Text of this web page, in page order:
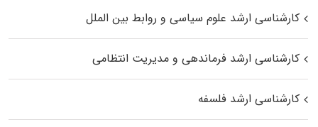
کارشناسی ارشد علوم سیاسی و روابط بین الملل
کارشناسی ارشد فرماندهی و مدیریت انتظامی
کارشناسی ارشد فلسفه